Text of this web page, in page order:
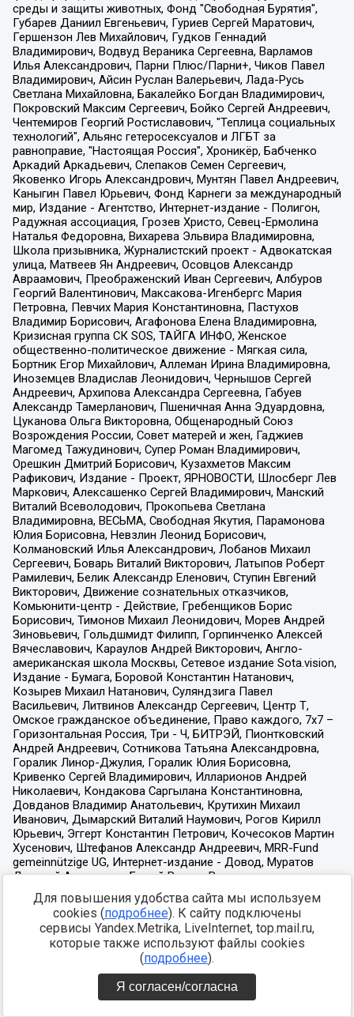
Для повышения удобства сайта мы используем
cookies (подробнее). К сайту подключены
сервисы Yandex.Metrika, LiveInternet, top.mail.ru,
которые также используют файлы cookies
(подробнее).
Я согласен/согласна